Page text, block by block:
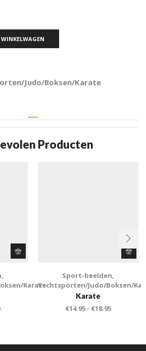
Judo/Boksen/Karate
Producten
,
Karate
Sport-beelden,
Vechtsporten/Judo/Boksen/
Karate
€14.95 - €18.95